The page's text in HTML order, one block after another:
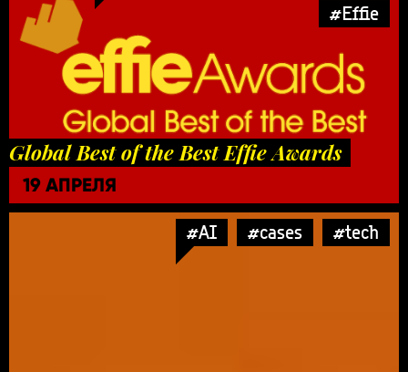
#Effie
Global Best of the Best Effie Awards
19 АПРЕЛЯ
#AI #cases #tech